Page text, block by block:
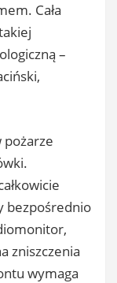
Cała
–
pożarze
bezpośrednio
zniszczenia
wymaga